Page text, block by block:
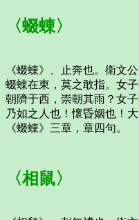
〈蝃蝀〉
《蝃蝀》、止奔也。衛文
蝃蝀在東，莫之敢指。女
朝隮于西，崇朝其雨？女
乃如之人也！懷昏姻也！
《蝃蝀》三章，章四句。
〈相鼠〉